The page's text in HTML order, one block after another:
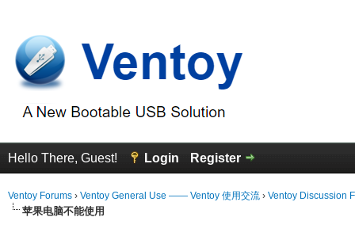
Hello There, Guest! Login Register
Ventoy Forums › Ventoy General Use —— Ventoy 使用交流 › Ventoy Discussion
苹果电脑不能使用